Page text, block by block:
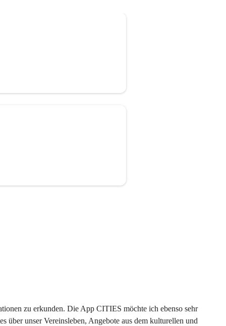
zu erkunden. Die App CITIES möchte ich ebenso sehr
über unser Vereinsleben, Angebote aus dem kulturellen und